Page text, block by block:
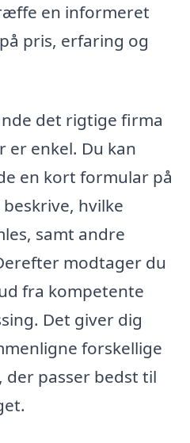
en informeret
pris, erfaring og
det rigtige firma
er enkel. Du kan
en kort formular på
hvilke
samt andre
modtager du
fra kompetente
Det giver dig
forskellige
passer bedst til